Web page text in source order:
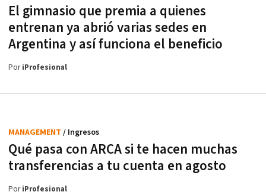
El gimnasio que premia a quienes
entrenan ya abrió varias sedes en
Argentina y así funciona el beneficio
PoriProfesional
Qué pasa con ARCA si te hacen muchas
transferencias a tu cuenta en agosto
MANAGEMENT / Ingresos
PoriProfesional